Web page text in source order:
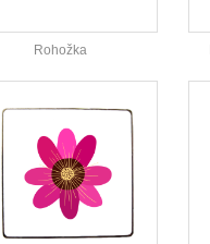
Rohožka